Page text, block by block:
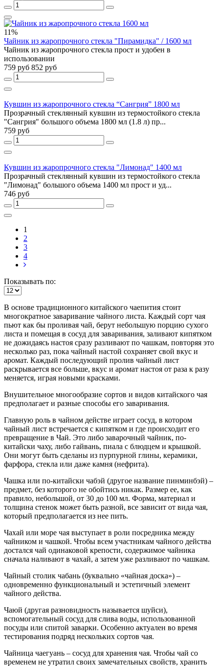
11%
Чайник из жаропрочного стекла "Пирамидка" / 1600 мл
Чайник из жаропрочного стекла прост и удобен в
использовании
759 руб 852 руб
Кувшин из жаропрочного стекла “Сангрия” 1800 мл
Прозрачный стеклянный кувшин из термостойкого стекла
"Сангрия" большого объема 1800 мл (1.8 л) пр...
759 руб
Кувшин из жаропрочного стекла "Лимонад" 1400 мл
Прозрачный стеклянный кувшин из термостойкого стекла
"Лимонад" большого объема 1400 мл прост и уд...
746 руб
1
2
3
4
Показывать по:
В основе традиционного китайского чаепития стоит
многократное заваривание чайного листа. Каждый сорт чая
пьют как бы проливая чай, берут небольшую порцию сухого
листа и помещая в сосуд для заваривания, заливают кипятком
не дожидаясь настоя сразу разливают по чашкам, повторяя это
несколько раз, пока чайный настой сохраняет свой вкус и
аромат. Каждый последующий пролив чайный лист
раскрывается все больше, вкус и аромат настоя от раза к разу
меняется, играя новыми красками.
Внушительное многообразие сортов и видов китайского чая
предполагает и разные способы его заваривания.
Главную роль в чайном действе играет сосуд, в котором
чайный лист встречается с кипятком и где происходит его
превращение в Чай. Это либо заварочный чайник, по-
китайски чаху, либо гайвань, пиала с блюдцем и крышкой.
Они могут быть сделаны из пурпурной глины, керамики,
фарфора, стекла или даже камня (нефрита).
Чашка или по-китайски чабэй (другое название пинминбэй) –
предмет, без которого не обойтись никак. Размер ее, как
правило, небольшой, от 30 до 100 мл. Форма, материал и
толщина стенок может быть разной, все зависит от вида чая,
который предполагается из нее пить.
Чахай или море чая выступает в роли посредника между
чайником и чашкой. Чтобы всем участникам чайного действа
достался чай одинаковой крепости, содержимое чайника
сначала наливают в чахай, а затем уже разливают по чашкам.
Чайный столик чабань (буквально «чайная доска») –
одновременно функциональный и эстетичный элемент
чайного действа.
Чаюй (другая разновидность называется шуйси),
вспомогательный сосуд для слива воды, использованной
посуды или спитой заварки. Особенно актуален во время
тестирования подряд нескольких сортов чая.
Чайница чаегуань – сосуд для хранения чая. Чтобы чай со
временем не утратил своих замечательных свойств, хранить